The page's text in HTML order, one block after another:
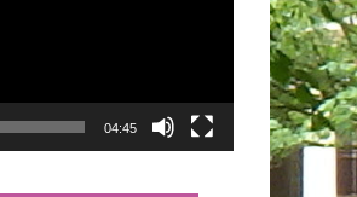
04:45